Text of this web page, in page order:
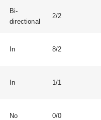
Bi-
directional
2/2
In 8/2
In 1/1
No 0/0